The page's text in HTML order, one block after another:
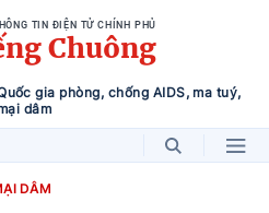
TIN ĐIỆN TỬ CHÍNH PHỦ
Chuông
gia phòng, chống AIDS, ma tuý,
dâm
DÂM